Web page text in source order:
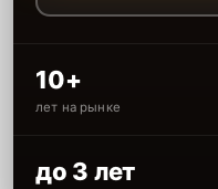
10+
лет на рынке
до 3 лет